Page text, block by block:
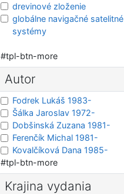
drevinové zloženie
globálne navigačné satelitné
systémy
#tpl-btn-more
Autor
Fodrek Lukáš 1983-
Šálka Jaroslav 1972-
Dobšinská Zuzana 1981-
Ferenčík Michal 1981-
Kovalčíková Dana 1985-
#tpl-btn-more
Krajina vydania